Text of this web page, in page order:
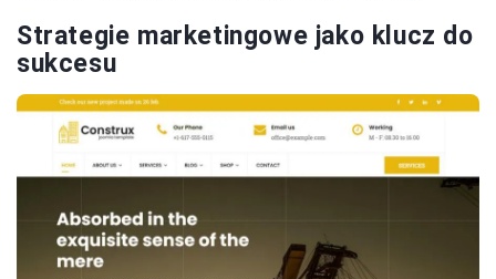
Strategie marketingowe jako klucz do
sukcesu